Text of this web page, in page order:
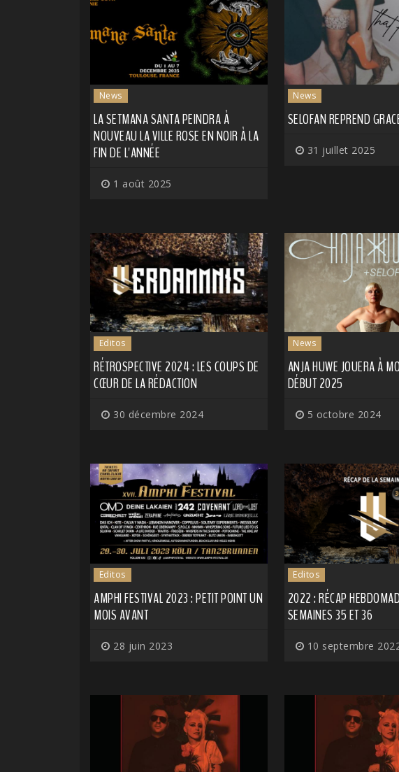
News
LA SETMANA SANTA PEINDRA À
NOUVEAU LA VILLE ROSE EN NOIR À LA
FIN DE L'ANNÉE
1 août 2025
News
SELOFAN REPREND
31 juillet 2025
Editos
RÉTROSPECTIVE 2024 : LES COUPS DE
CŒUR DE LA RÉDACTION
30 décembre 2024
News
ANJA HUWE JOUERA À
DÉBUT 2025
5 octobre 2024
Editos
AMPHI FESTIVAL 2023 : PETIT POINT UN
MOIS AVANT
28 juin 2023
Editos
2022 : RÉCAP
SEMAINES 35 ET 36
10 septembre